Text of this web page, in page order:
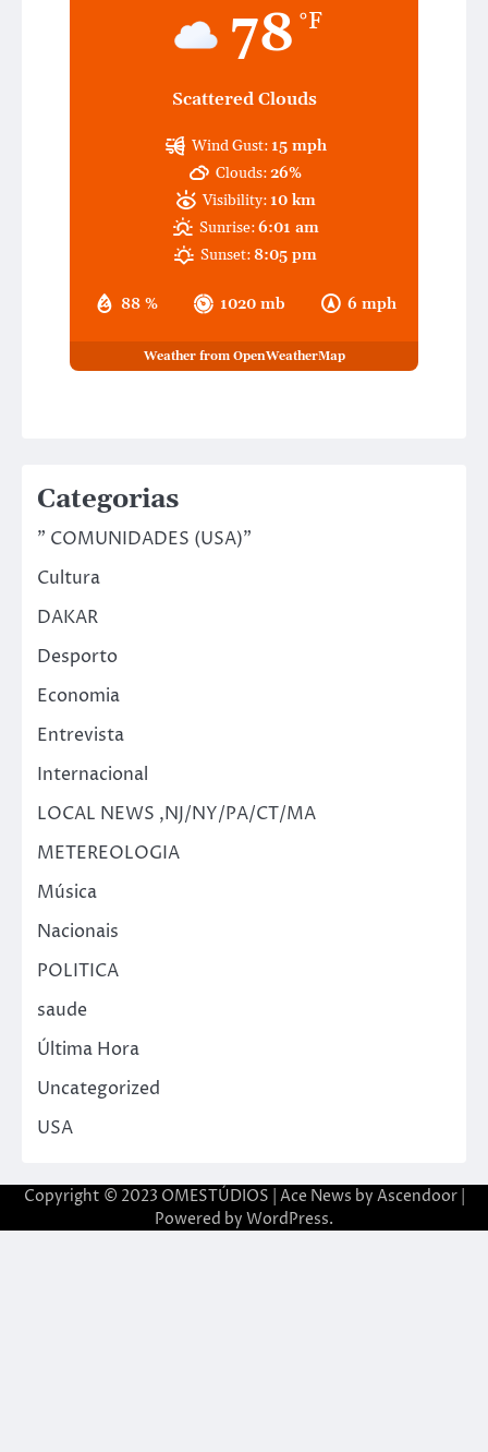
78 °F
Scattered Clouds
88 % 1020 mb 6 mph
Wind Gust: 15 mph
Clouds:26%
Visibility: 10 km
Sunrise:6:01 am
Sunset:8:05 pm
Weather from OpenWeatherMap
Categorias
" COMUNIDADES (USA)"
Cultura
DAKAR
Desporto
Economia
Entrevista
Internacional
LOCAL NEWS ,NJ/NY/PA/CT/MA
METEREOLOGIA
Música
Nacionais
POLITICA
saude
Última Hora
Uncategorized
USA
Copyright © 2023 OMESTÚDIOS | Ace News by Ascendoor|
Powered by WordPress.